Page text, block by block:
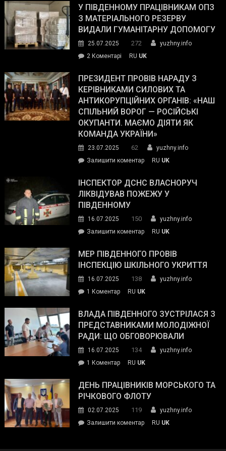
завойовує
симпатії
виборців
The
Street
Journal.
У ПІВДЕННОМУ ПРАЦІВНИКАМ ОПЗ
З МАТЕРІАЛЬНОГО РЕЗЕРВУ
ВИДАЛИ ГУМАНІТАРНУ ДОПОМОГУ
25.07.2025 272
yuzhny.info
2 Коментарі
Південному
працівникам
ОПЗ
з
матеріального
резерву
гуманітарну
допомогу
RU UK
ПРЕЗИДЕНТ ПРОВІВ НАРАДУ З
КЕРІВНИКАМИ СИЛОВИХ ТА
АНТИКОРУПЦІЙНИХ ОРГАНІВ: «НАШ
СПІЛЬНИЙ ВОРОГ — РОСІЙСЬКІ
ОКУПАНТИ. МАЄМО ДІЯТИ ЯК
КОМАНДА УКРАЇНИ»
23.07.2025 62
yuzhny.info
Залишити коментарon
провів
нараду
силових
та
органів:
«Наш
спільний
окупанти.
Маємо
діяти
команда
RU UK
ІНСПЕКТОР ДСНС ВЛАСНОРУЧ
ЛІКВІДУВАВ ПОЖЕЖУ У
ПІВДЕННОМУ
16.07.2025 150
yuzhny.info
Залишити коментарon
ДСНС
власноруч
пожежу
у
RU UK
МЕР ПІВДЕННОГО ПРОВІВ
ІНСПЕКЦІЮ ШКІЛЬНОГО УКРИТТЯ
16.07.2025 138
yuzhny.info
1 Коментардо
Південного
провів
інспекцію
укриття
RU UK
ВЛАДА ПІВДЕННОГО ЗУСТРІЛАСЯ З
ПРЕДСТАВНИКАМИ МОЛОДІЖНОЇ
РАДИ: ЩО ОБГОВОРЮВАЛИ
16.07.2025 134
yuzhny.info
1 Коментардо
Південного
зустрілася
представниками
молодіжної
RU UK
ДЕНЬ ПРАЦІВНИКІВ МОРСЬКОГО ТА
РІЧКОВОГО ФЛОТУ
02.07.2025 119
yuzhny.info
Залишити коментарon
RU UK